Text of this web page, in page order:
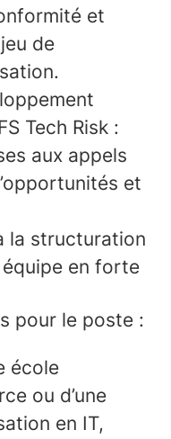
et
de
Tech Risk :
aux appels
et
la structuration
équipe en forte
pour le poste :
école
ou d’une
en IT,